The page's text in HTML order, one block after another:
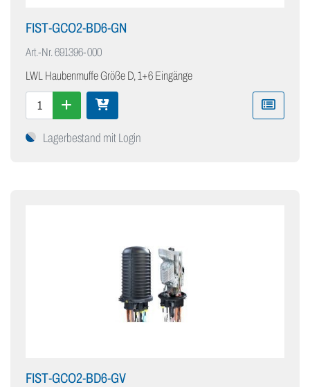
FIST-GCO2-BD6-GN
Art.-Nr.691396-000
LWL Haubenmuffe Größe D, 1+6 Eingänge
Lagerbestand mit Login
FIST-GCO2-BD6-GV